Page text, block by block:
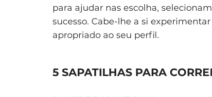
para ajudar nas escolha,
sucesso. Cabe-lhe a si
apropriado ao seu perfil.
5 SAPATILHAS PARA